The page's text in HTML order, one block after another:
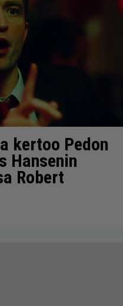
kertoo Pedon
Hansenin
Robert